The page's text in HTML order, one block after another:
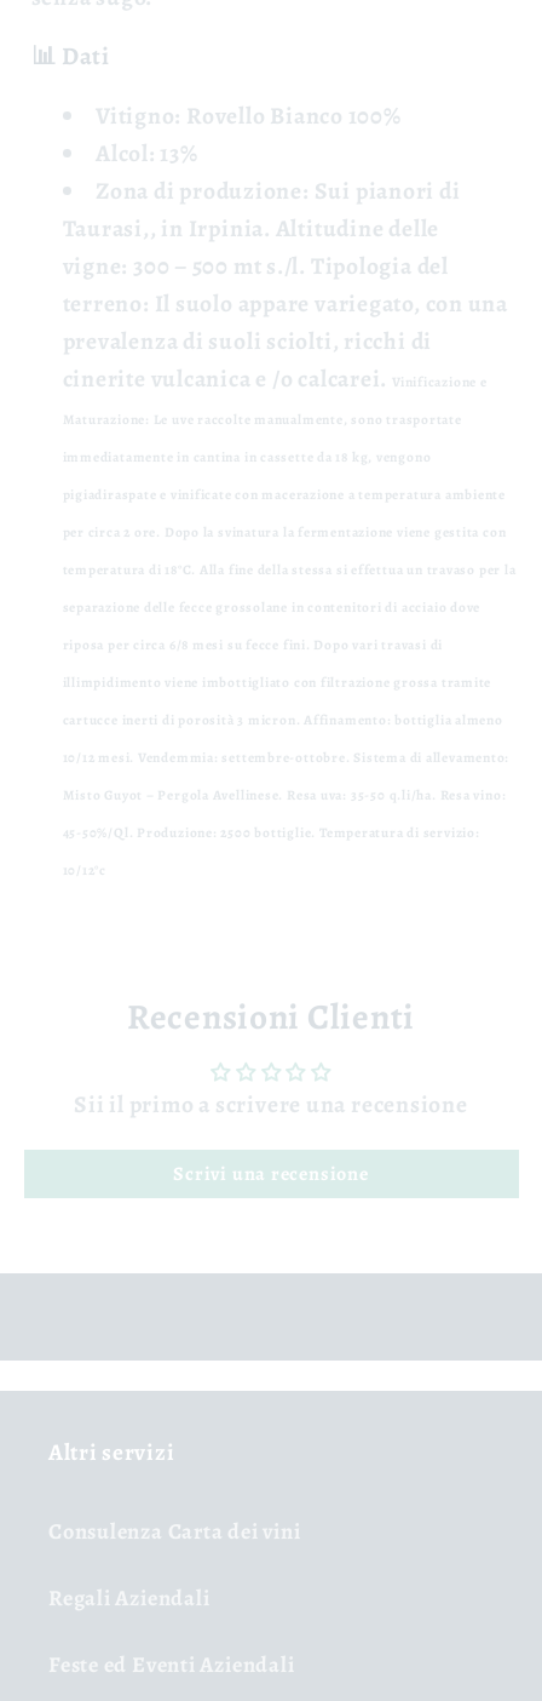
📊 Dati
Vitigno: Rovello Bianco 100%
Alcol: 13%
Zona di produzione: Sui pianori di
Taurasi,, in Irpinia. Altitudine delle
vigne: 300 – 500 mt s./l. Tipologia del
terreno: Il suolo appare variegato, con una
prevalenza di suoli sciolti, ricchi di
cinerite vulcanica e /o calcarei. Vinificazione e
Maturazione: Le uve raccolte manualmente, sono trasportate
immediatamente in cantina in cassette da 18 kg, vengono
pigiadiraspate e vinificate con macerazione a temperatura ambiente
per circa 2 ore. Dopo la svinatura la fermentazione viene gestita con
temperatura di 18°C. Alla fine della stessa si effettua un travaso per la
separazione delle fecce grossolane in contenitori di acciaio dove
riposa per circa 6/8 mesi su fecce fini. Dopo vari travasi di
illimpidimento viene imbottigliato con filtrazione grossa tramite
cartucce inerti di porosità 3 micron.Affinamento: bottiglia almeno
10/12 mesi. Vendemmia: settembre-ottobre. Sistema di allevamento:
Misto Guyot – Pergola Avellinese. Resa uva: 35-50 q.li/ha. Resa vino:
45-50%/Ql. Produzione: 2500 bottiglie. Temperatura di servizio:
10/12°c
Recensioni Clienti
Sii il primo a scrivere una recensione
Scrivi una recensione
Altri servizi
Consulenza Carta dei vini
Regali Aziendali
Feste ed Eventi Aziendali